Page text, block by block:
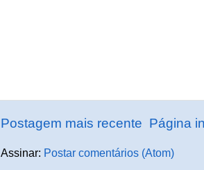
Postagem mais recente Página
Assinar: Postar comentários (Atom)